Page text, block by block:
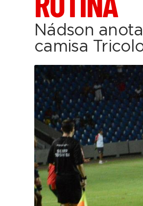
Nádson
camisa